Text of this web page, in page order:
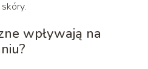
wpływają na